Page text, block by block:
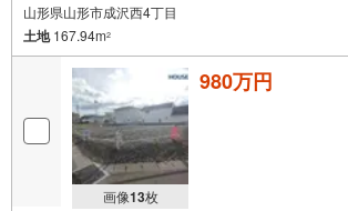
山形県山形市成沢西4丁目
土地167.94m2
画像13枚
980万円